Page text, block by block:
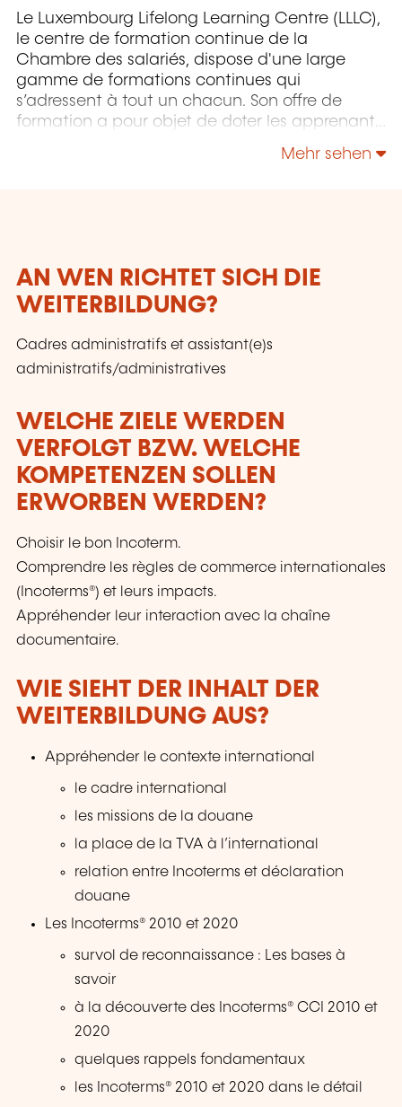
Le Luxembourg Lifelong Learning Centre (LLLC),
le centre de formation continue de la
Chambre des salariés, dispose d'une large
gamme de formations continues qui
s’adressent à tout un chacun. Son offre de
formation a pour objet de doter les apprenants
approprié pour maîtriser un environnement de
panoplie importante de formations: des cours
du soir; des séminaires, qui peuvent être
adaptés sur mesure selon les besoins des
formations spécialisées; des formations pour
seniors; des certifications professionnelles.
Mehr sehen
AN WEN RICHTET SICH DIE
WEITERBILDUNG?
Cadres administratifs et assistant(e)s
administratifs/administratives
WELCHE ZIELE WERDEN
VERFOLGT BZW. WELCHE
KOMPETENZEN SOLLEN
ERWORBEN WERDEN?
Choisir le bon Incoterm.
Comprendre les règles de commerce internationales
(Incoterms®) et leurs impacts.
Appréhender leur interaction avec la chaîne
documentaire.
WIE SIEHT DER INHALT DER
WEITERBILDUNG AUS?
Appréhender le contexte international
le cadre international
les missions de la douane
la place de la TVA à l’international
relation entre Incoterms et déclaration
douane
Les Incoterms® 2010 et 2020
survol de reconnaissance : Les bases à
savoir
à la découverte des Incoterms® CCI 2010 et
2020
quelques rappels fondamentaux
les Incoterms® 2010 et 2020 dans le détail